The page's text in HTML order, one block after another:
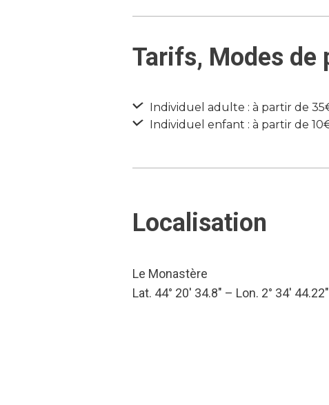
Tarifs, Modes de
Individuel adulte : à partir de
Individuel enfant : à partir de
Localisation
Le Monastère
Lat. 44° 20′ 34.8″ – Lon. 2° 34′ 44.22″